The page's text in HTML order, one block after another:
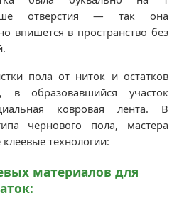
отверстия — так она
впишется в пространство без
пола от ниток и остатков
в образовавшийся участок
ковровая лента. В
чернового пола, мастера
технологии:
материалов для